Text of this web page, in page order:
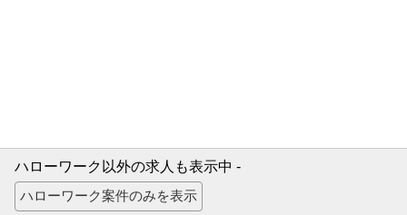
ハローワーク以外の求人も表示中 -